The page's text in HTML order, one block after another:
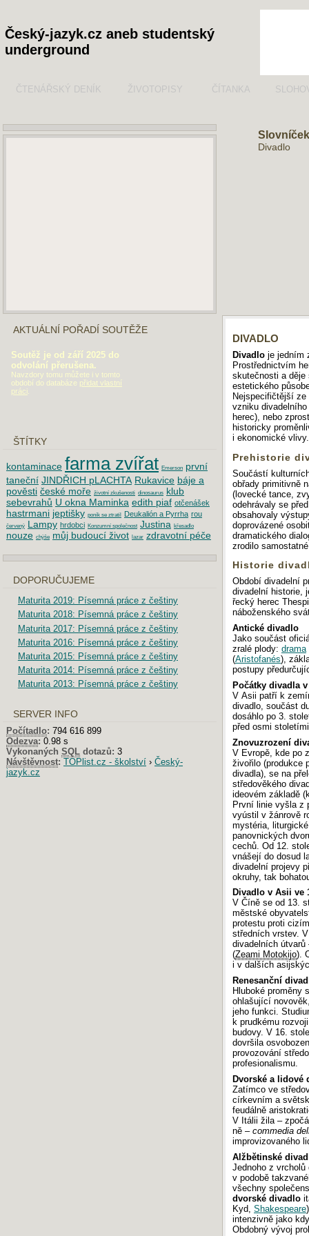
Český-jazyk.cz aneb studentský
underground
ČTENÁŘSKÝ DENÍK ŽIVOTOPISY ČÍTANKA
Divadlo
DIVADLO
Divadloje jedním
Prostřednictvím
skutečnosti a děje
estetického
Nejspecifičtější
vzniku
herec), nebo
historicky
i ekonomické vlivy.
Prehistorie
Součástí
obřady primitivně
(lovecké tance,
odehrávaly se
obsahovaly
doprovázené
dramatického
zrodilo
Historie
Období divadelní
divadelní historie,
řecký herec
náboženského
Antické divadlo
Jako součást
zralé plody: drama
(Aristofanés),
postupy
Počátky divadla
V Asii patří k
divadlo, součást
dosáhlo po 3.
před osmi
Znovuzrození
V Evropě, kde po
živořilo (produkce
divadla), se na
středověkého
ideovém základě
První linie vyšla z
vyústil v žánrově
mystéria,
panovnických
cechů. Od 12.
vnášejí do dosud
divadelní projevy
okruhy, tak
Divadlo v Asii ve
V Číně se od 13.
městské
protestu proti
středních vrstev.
divadelních
(Zeami Motokijo).
i v dalších
Renesanční
Hluboké proměny
ohlašující
jeho funkci.
k prudkému
budovy. V 16.
dovršila
provozování
profesionalismu.
Dvorské a lidové
Zatímco ve
církevním a
feudálně
V Itálii žila –
ně – commedia
improvizovaného
Alžbětinské
Jednoho z
v podobě
všechny
dvorské divadlo
Kyd, Shakespeare
intenzivně jako
Obdobný vývoj
AKTUÁLNÍ POŘADÍ SOUTĚŽE
Soutěž je od září 2025 do
odvolání přerušena.
Navzdory tomu můžete i v tomto
období do databáze přidat vlastní
práci.
ŠTÍTKY
kontaminace farma zvířat Emerson
první
taneční JINDŘICH pLACHTA Rukavice báje a
pověsti české moře životní zkušenosti dinosaurus
klub
sebevrahů U okna Maminka edith piaf otčenášek
hastrmani jeptišky poník se ztratil Deukalión a Pyrrha rou
červený Lampy hrdobci Konzumní společnost Justina křesadlo
nouze chýše můj budoucí život lazar zdravotní péče
DOPORUČUJEME
Maturita 2019: Písemná práce z češtiny
Maturita 2018: Písemná práce z češtiny
Maturita 2017: Písemná práce z češtiny
Maturita 2016: Písemná práce z češtiny
Maturita 2015: Písemná práce z češtiny
Maturita 2014: Písemná práce z češtiny
Maturita 2013: Písemná práce z češtiny
SERVER INFO
Počítadlo: 794 616 899
Odezva: 0.98 s
Vykonaných SQLdotazů: 3
Návštěvnost: TOPlist.cz - školství› Český-
jazyk.cz